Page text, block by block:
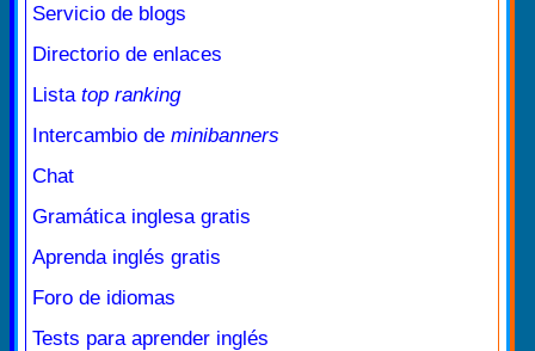
Servicio de blogs
Directorio de enlaces
Lista top ranking
Intercambio de minibanners
Chat
Gramática inglesa gratis
Aprenda inglés gratis
Foro de idiomas
Tests para aprender inglés